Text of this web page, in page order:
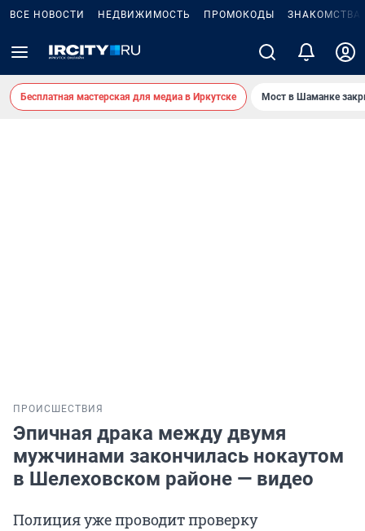
ВСЕ НОВОСТИ НЕДВИЖИМОСТЬ ПРОМОКОДЫ ЗНАКОМСТВА
Бесплатная мастерская для медиа в Иркутске Мост в Шаманке
ПРОИСШЕСТВИЯ
Эпичная драка между двумя
мужчинами закончилась нокаутом
в Шелеховском районе — видео
Полиция уже проводит проверку